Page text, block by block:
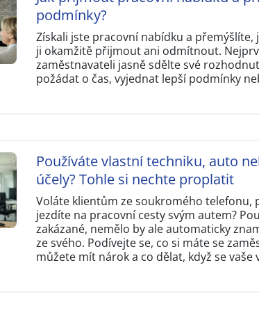
podmínky?
Získali jste pracovní nabídku a
ji okamžitě přijmout ani odmítnout.
zaměstnavateli jasně sdělte své
požádat o čas, vyjednat lepší podmínky
Používáte vlastní techniku, auto
účely? Tohle si nechte proplatit
Voláte klientům ze soukromého
jezdíte na pracovní cesty svým autem?
zakázané, nemělo by ale automaticky
ze svého. Podívejte se, co si máte se
můžete mít nárok a co dělat, když se vaše